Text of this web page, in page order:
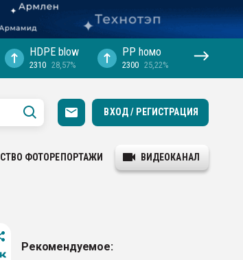
HDPE blow
2310 28,57%
PP hомо
2300 25,22%
ВХОД / РЕГИСТРАЦИЯ
ФОТОРЕПОРТАЖИ ВИДЕОКАНАЛ
Рекомендуемое: